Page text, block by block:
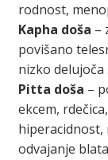
rodnost,
Kapha doša –
povišano
nizko delujoča
Pitta doša –
ekcem,
hiperacidnost,
odvajanje